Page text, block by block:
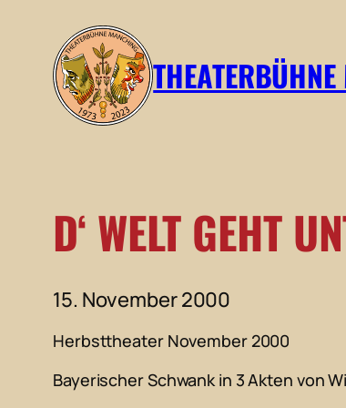
Inhalt
springen
D‘ WELT GEHT
15. November 2000
Herbsttheater November 2000
Bayerischer Schwank in 3 Akten von